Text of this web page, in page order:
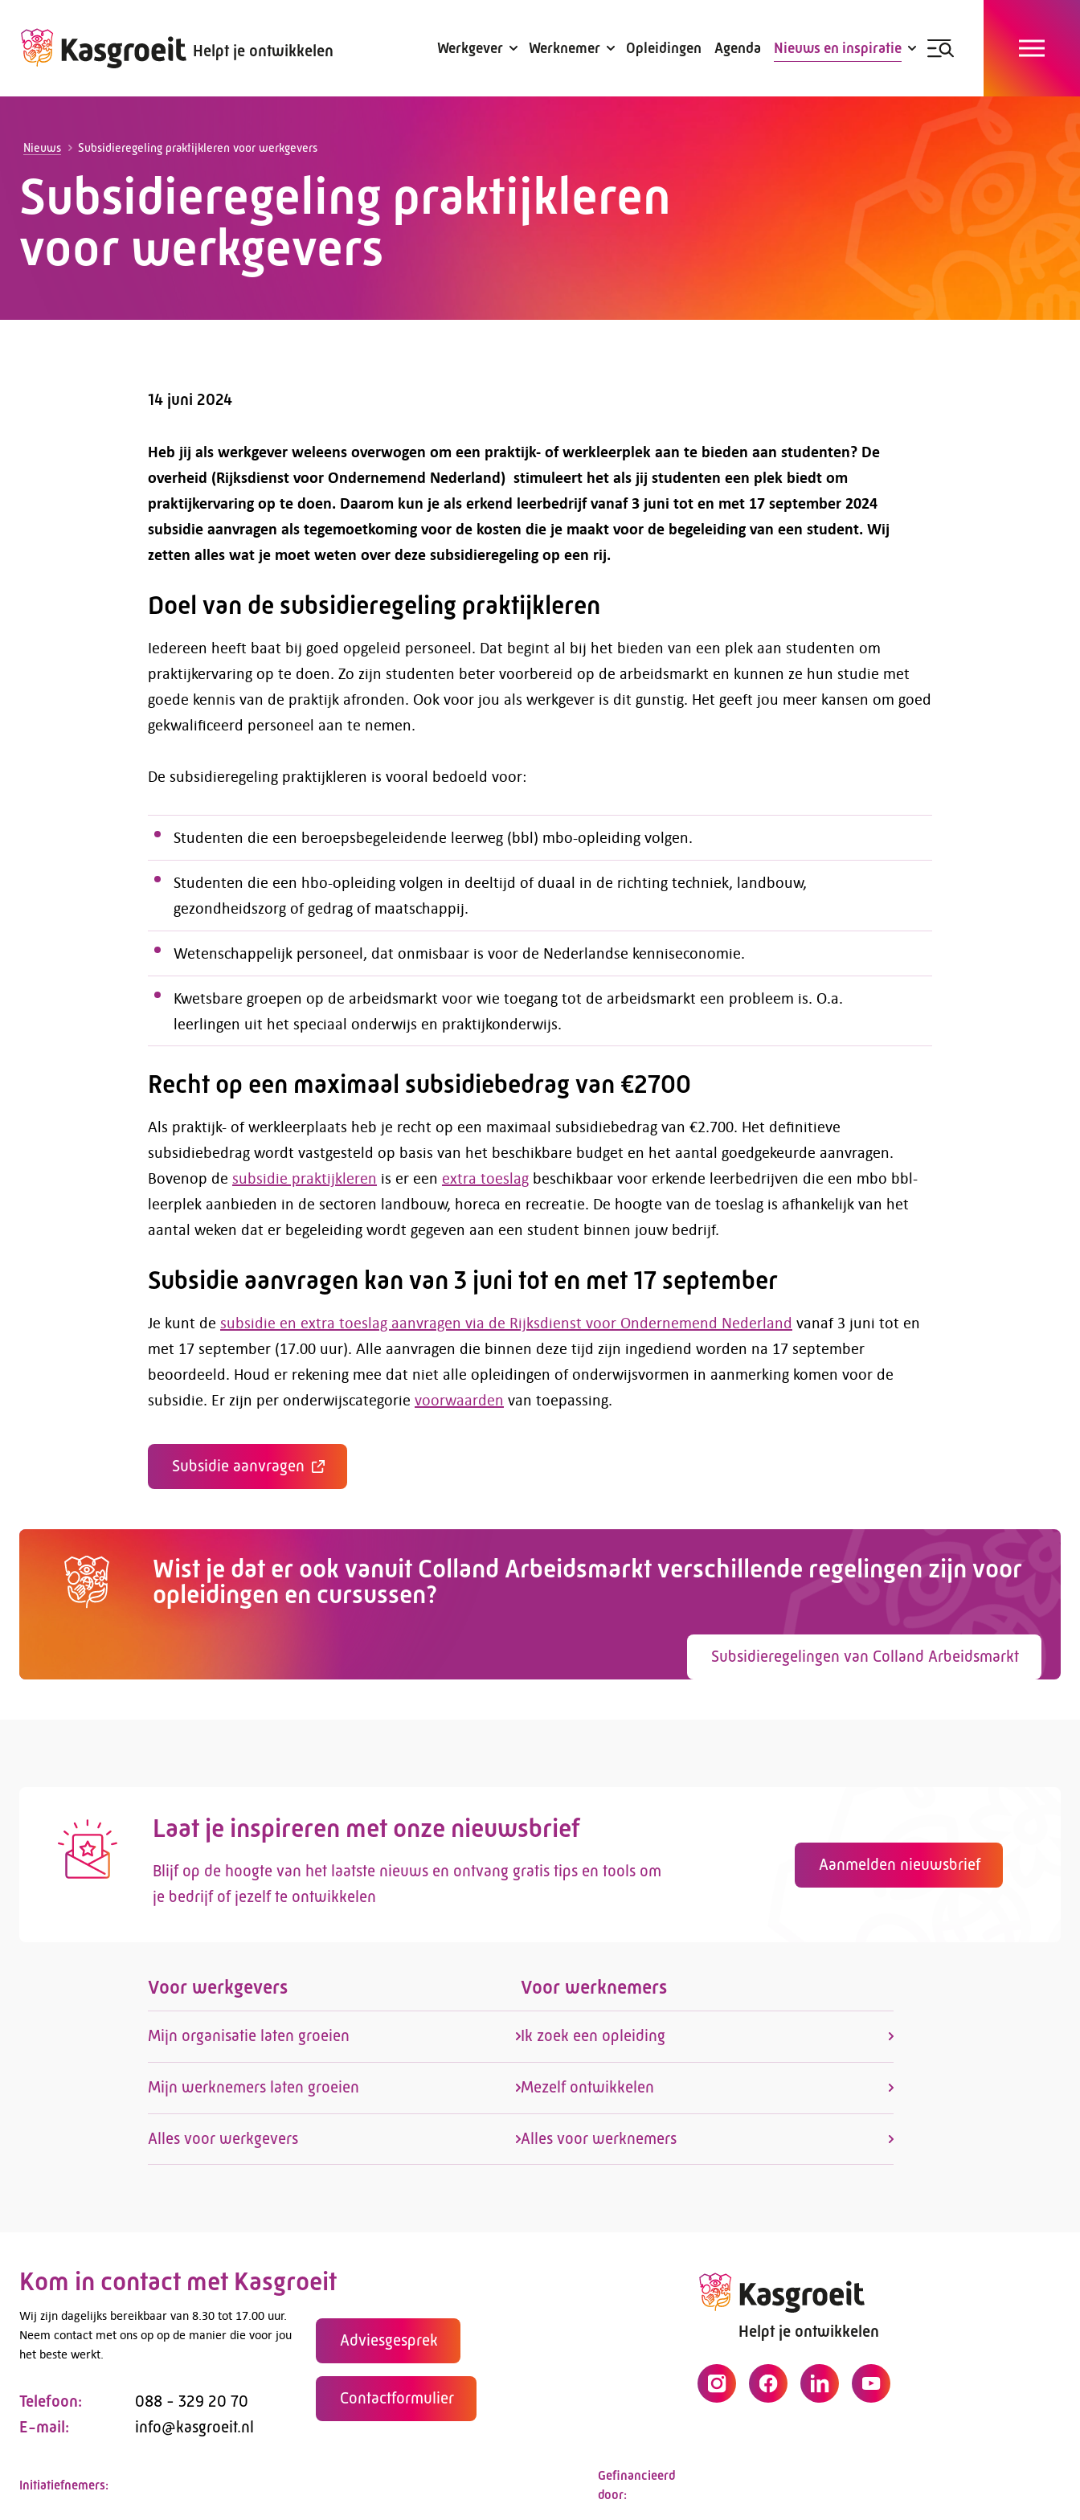
Helpt je ontwikkelen Werkgever
Alles voor de werkgever
Werknemer
Alles voor de werknemer
Opleidingen Agenda Nieuws en inspiratie
Nieuwsbrief
Nieuws Subsidieregeling praktijkleren voor werkgevers
Subsidieregeling praktijkleren
voor werkgevers
14 juni 2024
Heb jij als werkgever weleens overwogen om een praktijk- of werkleerplek aan te bieden aan studenten? De
overheid (Rijksdienst voor Ondernemend Nederland) stimuleert het als jij studenten een plek biedt om
praktijkervaring op te doen. Daarom kun je als erkend leerbedrijf vanaf 3 juni tot en met 17 september 2024
subsidie aanvragen als tegemoetkoming voor de kosten die je maakt voor de begeleiding van een student. Wij
zetten alles wat je moet weten over deze subsidieregeling op een rij.
Doel van de subsidieregeling praktijkleren
Iedereen heeft baat bij goed opgeleid personeel. Dat begint al bij het bieden van een plek aan studenten om
praktijkervaring op te doen. Zo zijn studenten beter voorbereid op de arbeidsmarkt en kunnen ze hun studie met
goede kennis van de praktijk afronden. Ook voor jou als werkgever is dit gunstig. Het geeft jou meer kansen om goed
gekwalificeerd personeel aan te nemen.
De subsidieregeling praktijkleren is vooral bedoeld voor:
Studenten die een beroepsbegeleidende leerweg (bbl) mbo-opleiding volgen.
Studenten die een hbo-opleiding volgen in deeltijd of duaal in de richting techniek, landbouw,
gezondheidszorg of gedrag of maatschappij.
Wetenschappelijk personeel, dat onmisbaar is voor de Nederlandse kenniseconomie.
Kwetsbare groepen op de arbeidsmarkt voor wie toegang tot de arbeidsmarkt een probleem is. O.a.
leerlingen uit het speciaal onderwijs en praktijkonderwijs.
Recht op een maximaal subsidiebedrag van €2700
Als praktijk- of werkleerplaats heb je recht op een maximaal subsidiebedrag van €2.700. Het definitieve
subsidiebedrag wordt vastgesteld op basis van het beschikbare budget en het aantal goedgekeurde aanvragen.
Bovenop de subsidie praktijkleren is er een extra toeslag beschikbaar voor erkende leerbedrijven die een mbo bbl-
leerplek aanbieden in de sectoren landbouw, horeca en recreatie. De hoogte van de toeslag is afhankelijk van het
aantal weken dat er begeleiding wordt gegeven aan een student binnen jouw bedrijf.
Subsidie aanvragen kan van 3 juni tot en met 17 september
Je kunt de subsidie en extra toeslag aanvragen via de Rijksdienst voor Ondernemend Nederland vanaf 3 juni tot en
met 17 september (17.00 uur). Alle aanvragen die binnen deze tijd zijn ingediend worden na 17 september
beoordeeld. Houd er rekening mee dat niet alle opleidingen of onderwijsvormen in aanmerking komen voor de
subsidie. Er zijn per onderwijscategorie voorwaarden van toepassing.
Subsidie aanvragen
Wist je dat er ook vanuit Colland Arbeidsmarkt verschillende regelingen zijn voor
opleidingen en cursussen?
Subsidieregelingen van Colland Arbeidsmarkt
Laat je inspireren met onze nieuwsbrief
Blijf op de hoogte van het laatste nieuws en ontvang gratis tips en tools om
je bedrijf of jezelf te ontwikkelen
Aanmelden nieuwsbrief
Voor werkgevers
Mijn organisatie laten groeien
Mijn werknemers laten groeien
Alles voor werkgevers
Voor werknemers
Ik zoek een opleiding
Mezelf ontwikkelen
Alles voor werknemers
Kom in contact met Kasgroeit
Wij zijn dagelijks bereikbaar van 8.30 tot 17.00 uur.
Neem contact met ons op op de manier die voor jou
het beste werkt.
Telefoon:
088 - 329 20 70
E-mail:
info@kasgroeit.nl
Adviesgesprek
Contactformulier
Helpt je ontwikkelen
Initiatiefnemers:
Gefinancieerd
door: